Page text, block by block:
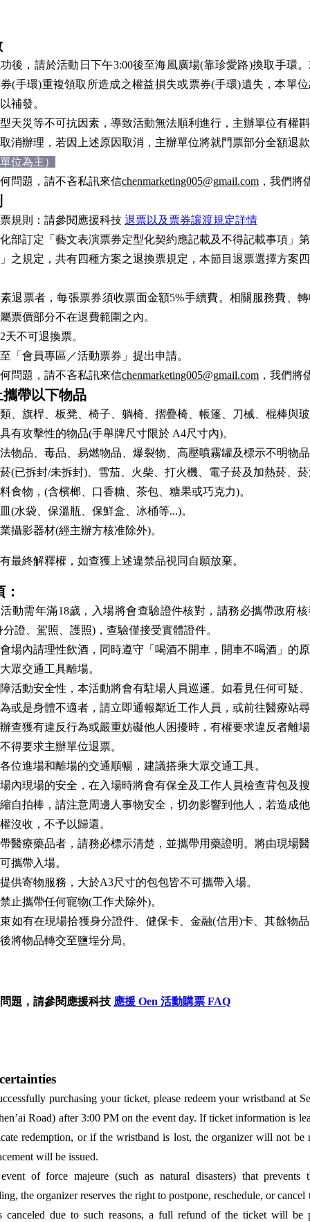
後，請於活動日下午3:00後至海風廣場(靠珍愛路)換取手環
(手環)重複領取所造成之權益損失或票券(手環)遺失，本單
補發。
天災等不可抗因素，導致活動無法順利進行，主辦單位有權
消辦理，若因上述原因取消，主辦單位將就門票部分全額退款
位為主）
問題，請不吝私訊來信chenmarketing005@gmail.com ，我們將
規則：請參閱應援科技 退票以及票券讓渡規定詳情
部訂定「藝文表演票券定型化契約應記載及不得記載事項」
之規定，共有四種方案之退換票規定，本節目退票選擇方案
退票者，每張票券須收票面金額5%手續費。相關服務費、
票價部分不在退費範圍之內。
天不可退換票。
「會員專區／活動票券」提出申請。
問題，請不吝私訊來信chenmarketing005@gmail.com ，我們將
攜帶以下物品
、旗桿、板凳、椅子、躺椅、摺疊椅、帳篷、刀械、棍棒與
有攻擊性的物品(手舉牌尺寸限於 A4尺寸內)。
物品、毒品、易燃物品、爆裂物、高壓噴霧罐及標示不明物
(已拆封/未拆封)、雪茄、火柴、打火機、電子菸及加熱菸、
食物，(含檳榔、口香糖、茶包、糖果或巧克力)。
(水袋、保溫瓶、保鮮盒、冰桶等...)。
攝影器材(經主辦方核准除外)。
最終解釋權，如查獲上述違禁品視同自願放棄。
動需年滿18歲，入場將會查驗證件核對，請務必攜帶政府
分證、駕照、護照)，查驗僅接受實體證件。
場內請理性飲酒，同時遵守「喝酒不開車，開車不喝酒」的
眾交通工具離場。
活動安全性，本活動將會有駐場人員巡邏。如看見任何可疑
或是身體不適者，請立即通報鄰近工作人員，或前往醫療站
查獲有違反行為或嚴重妨礙他人困擾時，有權要求違反者離
得要求主辦單位退票。
位進場和離場的交通順暢，建議搭乘大眾交通工具。
內現場的安全，在入場時將會有保全及工作人員檢查背包及
自拍棒，請注意周邊人事物安全，切勿影響到他人，若造成
沒收，不予以歸還。
醫療藥品者，請務必標示清楚，並攜帶用藥證明。將由現場
攜帶入場。
供寄物服務，大於A3尺寸的包包皆不可攜帶入場。
止攜帶任何寵物(工作犬除外)。
如有在現場拾獲身分證件、健保卡、金融(信用)卡、其餘物
將物品轉交至鹽埕分局。
題，請參閱應援科技 應援 Oen 活動購票 FAQ
purchasing your ticket, please redeem your wristband at
Road) after 3:00 PM on the event day. If ticket information is
redemption, or if the wristband is lost, the organizer will not be
will be issued.
of force majeure (such as natural disasters) that prevents
the organizer reserves the right to postpone, reschedule, or
canceled due to such reasons, a full refund of the ticket will be